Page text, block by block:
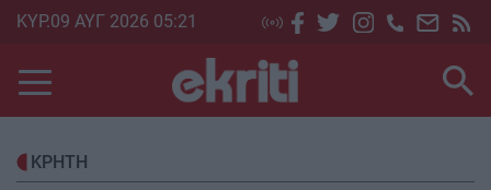
Skip
main
content
ΚΥΡ.09 ΑΥΓ 2026 05:21
ΚΡΗΤΗ